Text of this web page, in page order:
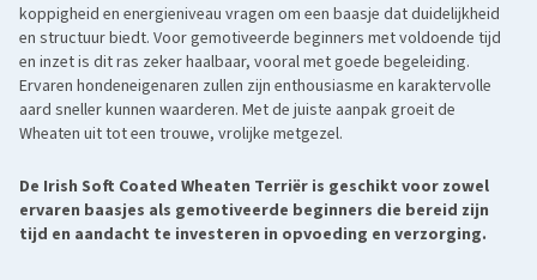
koppigheid en energieniveau vragen om een baasje dat duidelijkheid
en structuur biedt. Voor gemotiveerde beginners met voldoende tijd
en inzet is dit ras zeker haalbaar, vooral met goede begeleiding.
Ervaren hondeneigenaren zullen zijn enthousiasme en karaktervolle
aard sneller kunnen waarderen. Met de juiste aanpak groeit de
Wheaten uit tot een trouwe, vrolijke metgezel.
De Irish Soft Coated Wheaten Terriër is geschikt voor zowel
ervaren baasjes als gemotiveerde beginners die bereid zijn
tijd en aandacht te investeren in opvoeding en verzorging.